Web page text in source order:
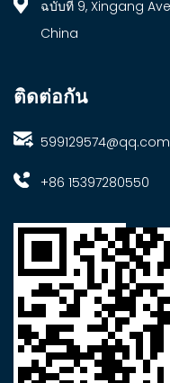
ฉบับที่ 9, Xingang
China
ติดต่อกัน
599129574@qq.com
+86 15397280550